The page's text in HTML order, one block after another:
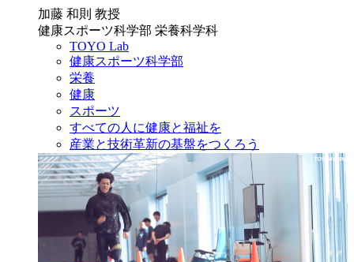
加藤 和則 教授
健康スポーツ科学部 栄養科学科
TOYO Lab
健康スポーツ科学部
栄養
健康
スポーツ
すべての人に健康と福祉を
産業と技術革新の基盤をつくろう